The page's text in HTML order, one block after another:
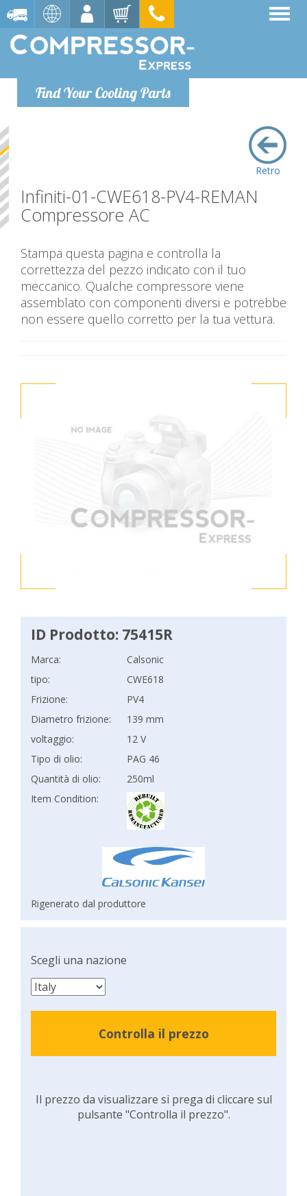
Find Your Cooling Parts
Retro
Infiniti-01-CWE618-PV4-REMAN
Compressore AC
Stampa questa pagina e controlla la
correttezza del pezzo indicato con il tuo
meccanico. Qualche compressore viene
assemblato con componenti diversi e potrebbe
non essere quello corretto per la tua vettura.
ID Prodotto: 75415R
Marca:
Calsonic
tipo:
CWE618
Frizione:
PV4
Diametro frizione:
139 mm
voltaggio:
12 V
Tipo di olio:
PAG 46
Quantità di olio:
250ml
Item Condition:
Rigenerato dal produttore
Scegli una nazione
Controlla il prezzo
Il prezzo da visualizzare si prega di cliccare sul
pulsante "Controlla il prezzo".